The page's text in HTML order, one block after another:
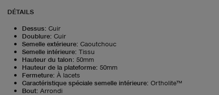
DÉTAILS
Dessus: Cuir
Doublure: Cuir
Semelle extérieure: Caoutchouc
Semelle intérieure: Tissu
Hauteur du talon: 50mm
Hauteur de la plateforme: 50mm
Fermeture: À lacets
Caractéristique spéciale semelle intérieure: Ortholite™
Bout: Arrondi